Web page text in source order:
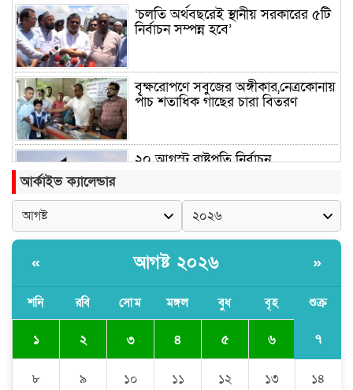
‘চলতি অর্থবছরেই স্থানীয় সরকারের ৫টি
নির্বাচন সম্পন্ন হবে’
বৃক্ষরোপণে সবুজের অঙ্গীকার,নেত্রকোনায়
পাঁচ শতাধিক গাছের চারা বিতরণ
২০ আগস্ট রাষ্ট্রপতি নির্বাচন
শব্দদূষণ নিয়ন্ত্রণে কঠোর হচ্ছে সরকার
নদীদূষণ রোধে প্রধানমন্ত্রীর নতুন নির্দেশ
রাষ্ট্রপতি নির্বাচনের ভোটার তালিকা
আর্কাইভ ক্যালেন্ডার
« আগষ্ট ২০২৬ »
শনি রবি সোম মঙ্গল বুধ বৃহ শুক্র
১ ২ ৩ ৪ ৫ ৬ ৭
৮ ৯ ১০ ১১ ১২ ১৩ ১৪